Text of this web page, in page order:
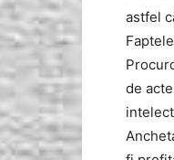
astfel
de